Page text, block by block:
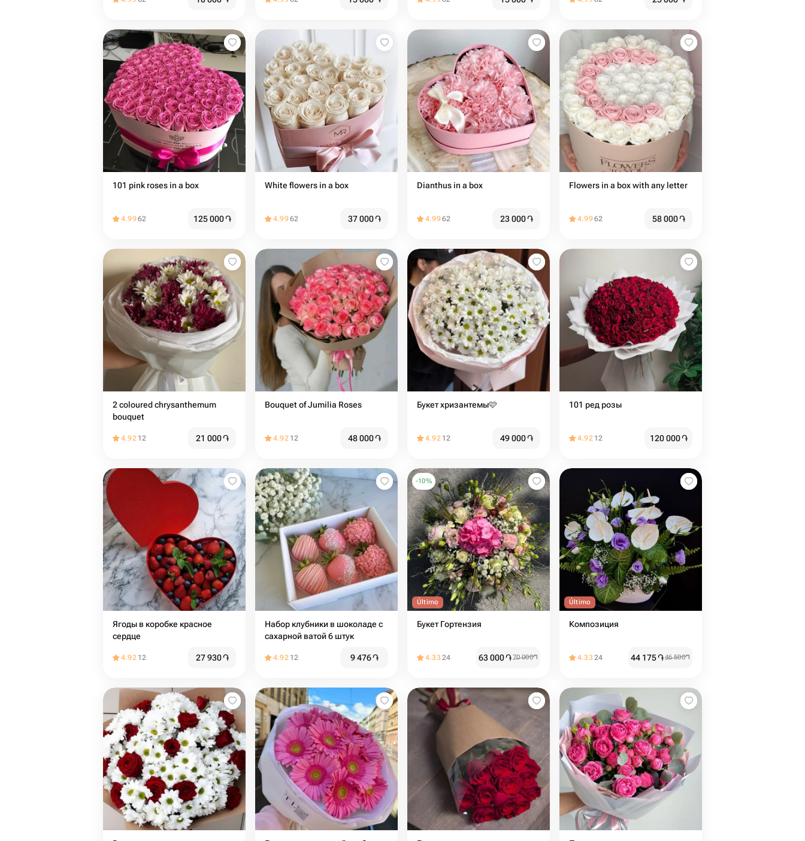
101 pink roses in a box
4.9962 125 000֏
White flowers in a box
4.9962 37 000֏
Dianthus in a box
4.9962 23 000֏
Flowers in a box with any letter
4.9962 58 000֏
2 coloured chrysanthemum
bouquet️
4.92 12 21 000֏
Bouquet of Jumilia Roses
4.92 12 48 000֏
Букет хризантемы🩷
4.92 12 49 000֏
101 ред розы
4.92 12 120 000֏
Ягоды в коробке красное
сердце
4.92 12 27 930֏
Набор клубники в шоколаде с
сахарной ватой 6 штук
4.92 12 9 476֏
-10%
Último
Букет Гортензия
4.3324 63 000֏70 000֏
Último
Композиция
4.3324 44 175֏46 500֏